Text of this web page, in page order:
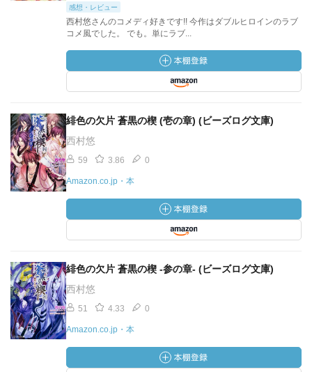
感想・レビュー
西村悠さんのコメディ好きです!! 今作はダブルヒロインのラブ
コメ風でした。 でも。単にラブ...
緋色の欠片 蒼黒の楔 (壱の章) (ビーズログ文庫)
西村悠
59 3.86 0
Amazon.co.jp・本
緋色の欠片 蒼黒の楔 -参の章- (ビーズログ文庫)
西村悠
51 4.33 0
Amazon.co.jp・本